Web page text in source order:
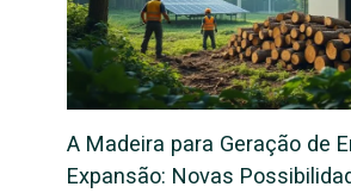
A Madeira para Geração de
Expansão: Novas